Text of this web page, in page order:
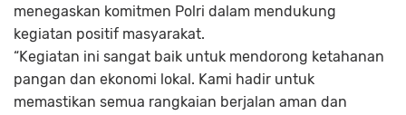
menegaskan komitmen Polri dalam mendukung
kegiatan positif masyarakat.
“Kegiatan ini sangat baik untuk mendorong ketahanan
pangan dan ekonomi lokal. Kami hadir untuk
memastikan semua rangkaian berjalan aman dan